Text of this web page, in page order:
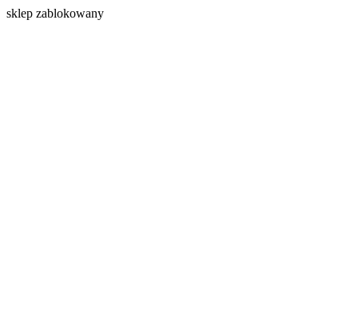
sklep zablokowany